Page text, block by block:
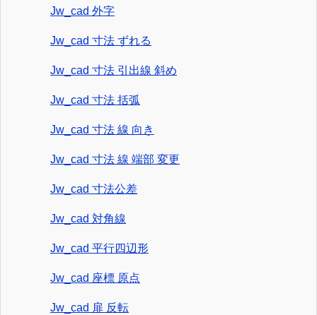
Jw_cad 外字
Jw_cad 寸法 ずれる
Jw_cad 寸法 引出線 斜め
Jw_cad 寸法 括弧
Jw_cad 寸法 線 向き
Jw_cad 寸法 線 端部 変更
Jw_cad 寸法公差
Jw_cad 対角線
Jw_cad 平行四辺形
Jw_cad 座標 原点
Jw_cad 扉 反転